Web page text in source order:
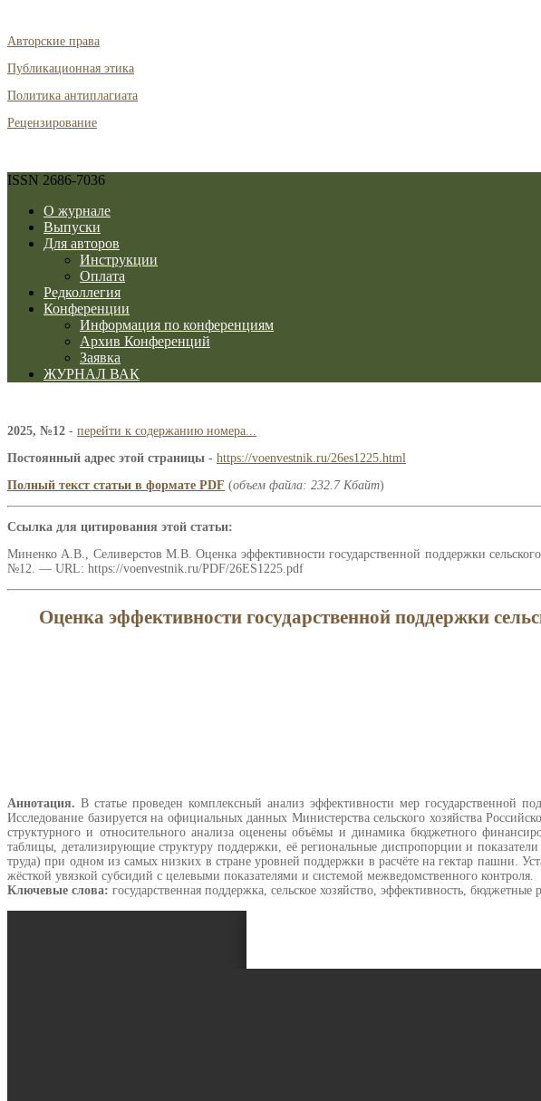
Авторские права
Публикационная этика
Политика антиплагиата
Рецензирование
ISSN 2686-7036
О журнале
Выпуски
Для авторов
Инструкции
Оплата
Редколлегия
Конференции
Информация по конференциям
Архив Конференций
Заявка
ЖУРНАЛ ВАК
2025, №12 - перейти к содержанию номера...
Постоянный адрес этой страницы - https://voenvestnik.ru/26es1225.html
Полный текст статьи в формате PDF (объем файла: 232.7 Кбайт)
Ссылка для цитирования этой статьи:
Миненко А.В., Селиверстов М.В. Оценка эффективности государственной поддержки
№12. — URL: https://voenvestnik.ru/PDF/26ES1225.pdf
Оценка эффективности государственной поддержки
Аннотация. В статье проведен комплексный анализ эффективности мер государственной
Исследование базируется на официальных данных Министерства сельского хозяйства
структурного и относительного анализа оценены объёмы и динамика бюджетного
таблицы, детализирующие структуру поддержки, её региональные диспропорции и
труда) при одном из самых низких в стране уровней поддержки в расчёте на гектар пашни.
жёсткой увязкой субсидий с целевыми показателями и системой межведомственного контроля.
Ключевые слова: государственная поддержка, сельское хозяйство, эффективность,